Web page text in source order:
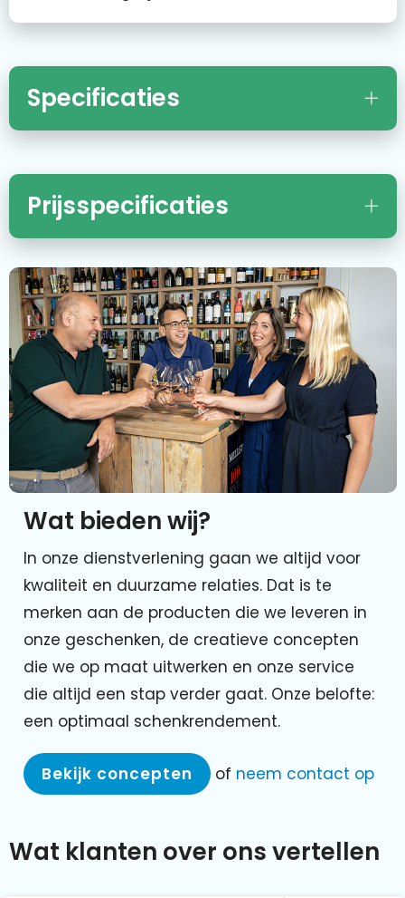
Specificaties
Prijsspecificaties
Wat bieden wij?
In onze dienstverlening gaan we altijd voor
kwaliteit en duurzame relaties. Dat is te
merken aan de producten die we leveren in
onze geschenken, de creatieve concepten
die we op maat uitwerken en onze service
die altijd een stap verder gaat. Onze belofte:
een optimaal schenkrendement.
Bekijk concepten of neem contact op
Wat klanten over ons vertellen